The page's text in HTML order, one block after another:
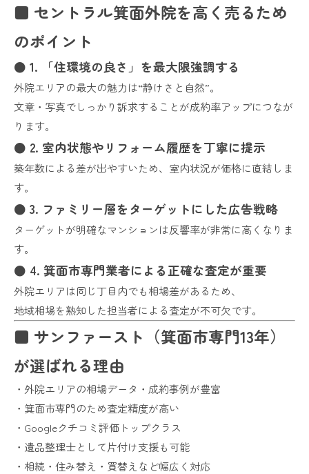
■ セントラル箕面外院を高く売るため
のポイント
● 1. 「住環境の良さ」を最大限強調する
外院エリアの最大の魅力は“静けさと自然”。
文章・写真でしっかり訴求することが成約率アップにつなが
ります。
● 2. 室内状態やリフォーム履歴を丁寧に提示
築年数による差が出やすいため、室内状況が価格に直結しま
す。
● 3. ファミリー層をターゲットにした広告戦略
ターゲットが明確なマンションは反響率が非常に高くなりま
す。
● 4. 箕面市専門業者による正確な査定が重要
外院エリアは同じ丁目内でも相場差があるため、
地域相場を熟知した担当者による査定が不可欠です。
■ サンファースト（箕面市専門13年）
が選ばれる理由
・外院エリアの相場データ・成約事例が豊富
・箕面市専門のため査定精度が高い
・Googleクチコミ評価トップクラス
・遺品整理士として片付け支援も可能
・相続・住み替え・買替えなど幅広く対応